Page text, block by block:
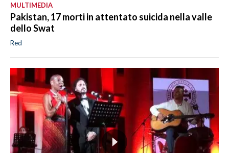
MULTIMEDIA
Pakistan, 17 morti in attentato suicida nella valle
dello Swat
Red